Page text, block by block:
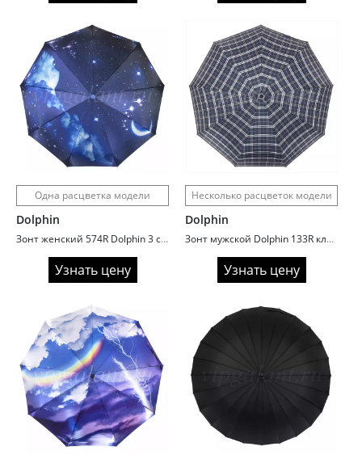
Одна расцветка модели
Dolphin
Зонт женский 574R Dolphin 3 сл c/а 9 спиц сатин планеты
Узнать цену
Несколько расцветок модели
Dolphin
Зонт мужской Dolphin 133R клетка семейный
Узнать цену